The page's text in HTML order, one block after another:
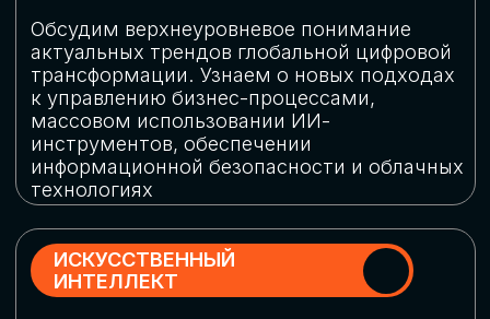
Выясним, как в наши дни уверенно
защищать свой бизнес от киберугроз
РОБОТИЗАЦИЯ
Узнаем, в каких отраслях ИИ
«материализуется», какие роботы
решают сложные бизнес-задачи, а где
только обсуждают концепции
роботизации и потенциальные бюджеты
на тестирование образцов